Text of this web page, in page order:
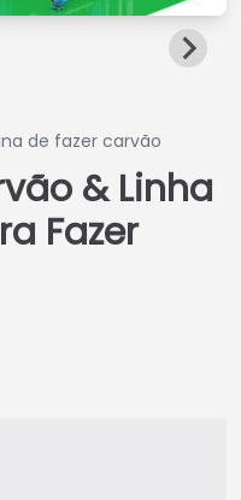
de fazer carvão
& Linha
Fazer